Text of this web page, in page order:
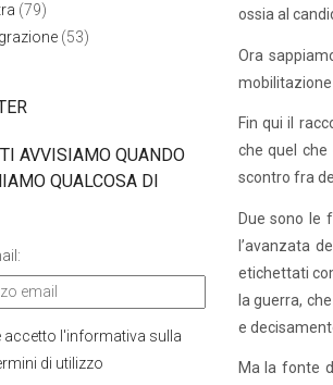
ossia al
Ora
mobilitazione
Fin qui il
che quel che
scontro fra
Due sono le
l’avanzata
etichettati
la guerra,
e
Ma la fonte
(79)
(53)
AVVISIAMO QUANDO
QUALCOSA DI
accetto l'informativa sulla
di utilizzo